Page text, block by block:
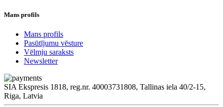
Mans profils
Mans profils
Pasūtījumu vēsture
Vēlmju saraksts
Newsletter
SIA Ekspresis 1818, reg.nr. 40003731808, Tallinas iela 40/2-15,
Riga, Latvia